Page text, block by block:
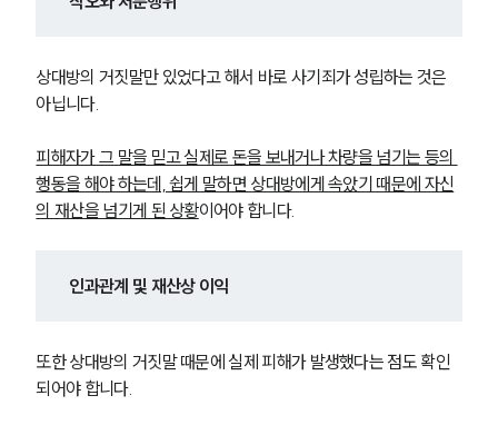
상대방의 거짓말만 있었다고 해서 바로 사기죄가 성립하는 것은
아닙니다.
피해자가 그 말을 믿고 실제로 돈을 보내거나 차량을 넘기는 등의
행동을 해야 하는데, 쉽게 말하면 상대방에게 속았기 때문에 자신
의 재산을 넘기게 된 상황이어야 합니다.
인과관계 및 재산상 이익
또한 상대방의 거짓말 때문에 실제 피해가 발생했다는 점도 확인
되어야 합니다.